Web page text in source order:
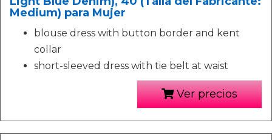
Medium) para Mujer
blouse dress with button border and kent
collar
short-sleeved dress with tie belt at waist
Ver precios